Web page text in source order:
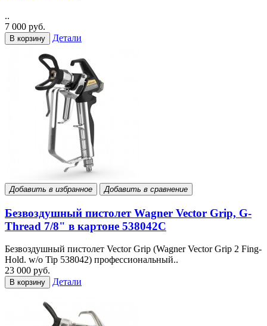
..
7 000 руб.
В корзину Детали
Добавить в избранное Добавить в сравнение
Безвоздушный пистолет Wagner Vector Grip, G-
Thread 7/8" в картоне 538042C
Безвоздушный пистолет Vector Grip (Wagner Vector Grip 2 Fing-
Hold. w/o Tip 538042) профессиональный..
23 000 руб.
В корзину Детали